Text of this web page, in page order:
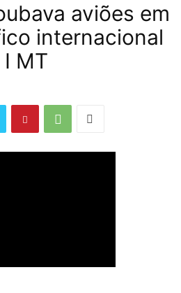
aviões em
internacional
MT